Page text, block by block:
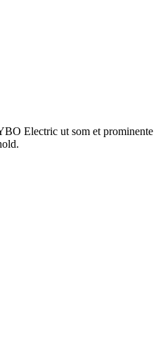
Electric ut som et prominente